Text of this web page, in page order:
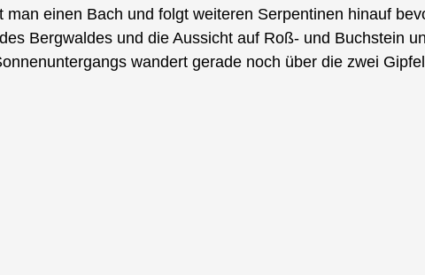
einen Bach und folgt weiteren Serpentinen hinauf
Bergwaldes und die Aussicht auf Roß- und Buchstein
wandert gerade noch über die zwei